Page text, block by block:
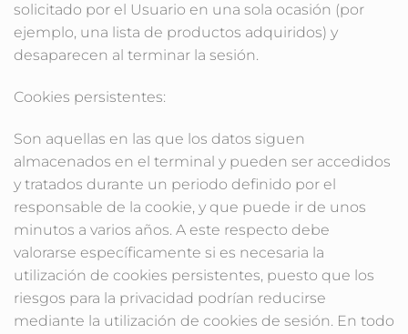
solicitado por el Usuario en una sola ocasión (por
ejemplo, una lista de productos adquiridos) y
desaparecen al terminar la sesión.
Cookies persistentes:
Son aquellas en las que los datos siguen
almacenados en el terminal y pueden ser accedidos
y tratados durante un periodo definido por el
responsable de la cookie, y que puede ir de unos
minutos a varios años. A este respecto debe
valorarse específicamente si es necesaria la
utilización de cookies persistentes, puesto que los
riesgos para la privacidad podrían reducirse
mediante la utilización de cookies de sesión. En todo